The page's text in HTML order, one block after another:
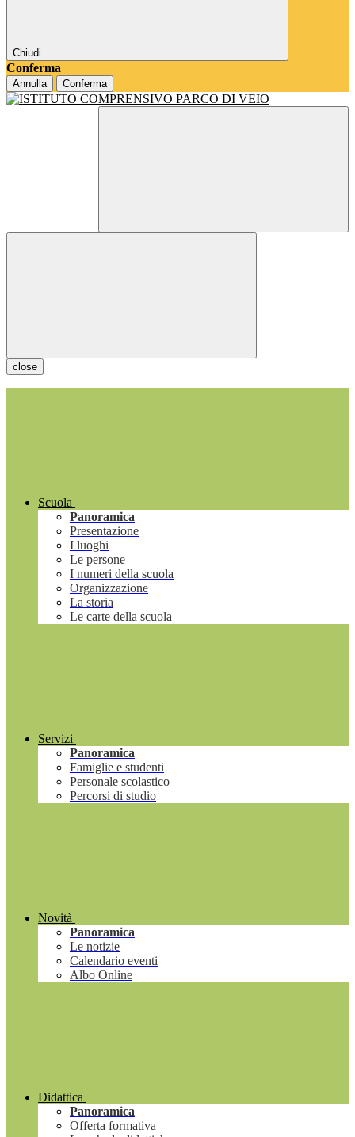
Chiudi
Conferma
Annulla Conferma
close
Scuola
Panoramica
Presentazione
I luoghi
Le persone
I numeri della scuola
Organizzazione
La storia
Le carte della scuola
Servizi
Panoramica
Famiglie e studenti
Personale scolastico
Percorsi di studio
Novità
Panoramica
Le notizie
Calendario eventi
Albo Online
Didattica
Panoramica
Offerta formativa